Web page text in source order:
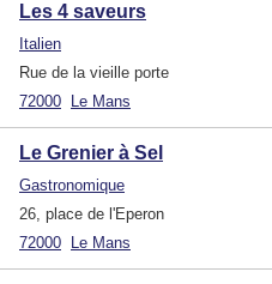
Les 4 saveurs
Italien
Rue de la vieille porte
72000
Le Mans
Le Grenier à Sel
Gastronomique
26, place de l'Eperon
72000
Le Mans